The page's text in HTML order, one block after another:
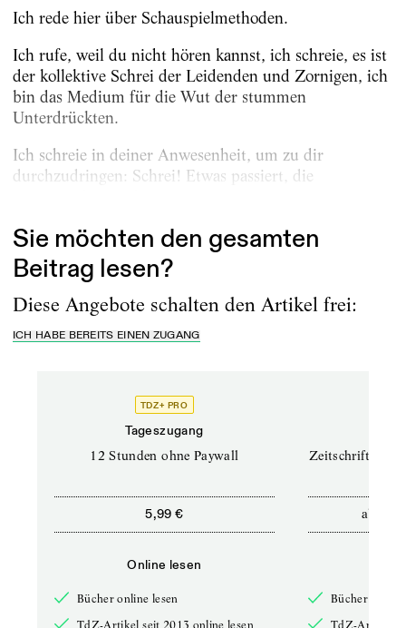
Ich rede hier über Schauspielmethoden.
Ich rufe, weil du nicht hören kannst, ich schreie, es ist
der kollektive Schrei der Leidenden und Zornigen, ich
bin das Medium für die Wut der stummen
Unterdrückten.
Ich schreie in deiner Anwesenheit, um zu dir
durchzudringen: Schrei! Etwas passiert, die
Sie möchten den gesamten
Beitrag lesen?
Diese Angebote schalten den Artikel frei:
ICH HABE BEREITS EINEN ZUGANG
TDZ+ PRO
Tageszugang
12 Stunden ohne Paywall
5,99 €
Online lesen
Bücher online lesen
TdZ-Artikel seit 2013 online lesen
Zeitschriften
ab
Bücher online
TdZ-Artikel